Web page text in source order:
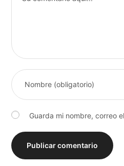
Guarda mi nombre, correo